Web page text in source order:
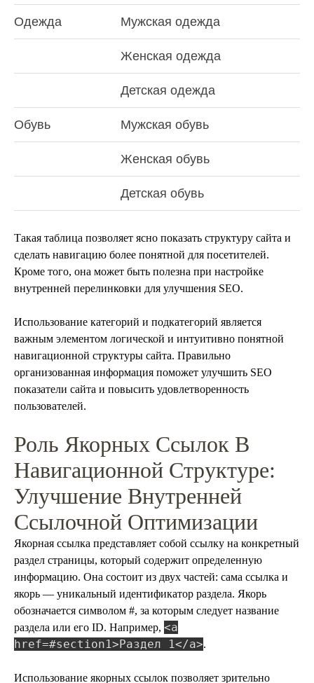
Одежда Мужская одежда
Женская одежда
Детская одежда
Обувь Мужская обувь
Женская обувь
Детская обувь
Такая таблица позволяет ясно показать структуру сайта и
сделать навигацию более понятной для посетителей.
Кроме того, она может быть полезна при настройке
внутренней перелинковки для улучшения SEO.
Использование категорий и подкатегорий является
важным элементом логической и интуитивно понятной
навигационной структуры сайта. Правильно
организованная информация поможет улучшить SEO
показатели сайта и повысить удовлетворенность
пользователей.
Роль Якорных Ссылок В
Навигационной Структуре:
Улучшение Внутренней
Ссылочной Оптимизации
Якорная ссылка представляет собой ссылку на конкретный
раздел страницы, который содержит определенную
информацию. Она состоит из двух частей: сама ссылка и
якорь — уникальный идентификатор раздела. Якорь
обозначается символом #, за которым следует название
раздела или его ID. Например, <a
href=#section1>Раздел 1</a>.
Использование якорных ссылок позволяет зрительно